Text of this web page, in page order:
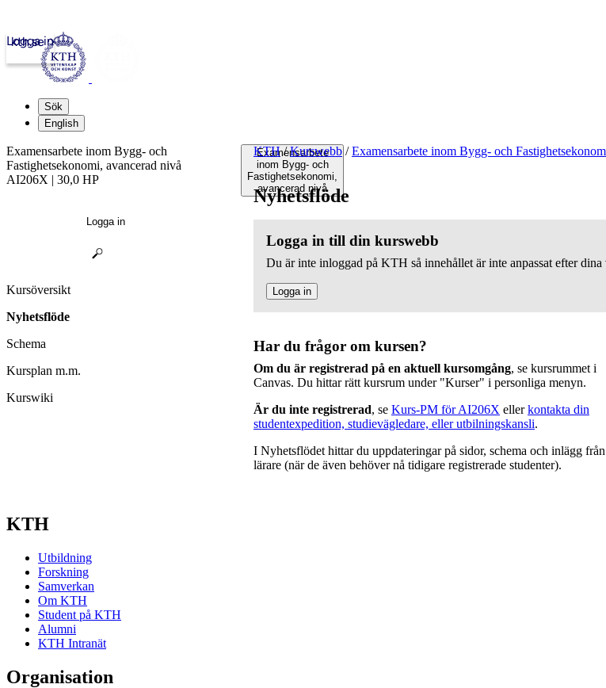
kth.se
Logga in
Sök
English
Examensarbete
inom Bygg- och
Fastighetsekonomi,
avancerad nivå
KTH / Kurswebb / Examensarbete inom Bygg- och
Nyhetsflöde
Logga in till din kurswebb
Du är inte inloggad på KTH så innehållet är inte anpassat efter dina
Logga in
Har du frågor om kursen?
Om du är registrerad på en aktuell kursomgång, se kursrummet i
Canvas. Du hittar rätt kursrum under "Kurser" i personliga menyn.
Är du inte registrerad, se Kurs-PM för AI206X ellerkontakta din
studentexpedition, studievägledare, eller utbilningskansli.
I Nyhetsflödet hittar du uppdateringar på sidor, schema och inlägg från
lärare (när de även behöver nå tidigare registrerade studenter).
Examensarbete inom Bygg- och
Fastighetsekonomi, avancerad nivå
AI206X | 30,0 HP
Logga in
Kursöversikt
Nyhetsflöde
Schema
Kursplan m.m.
Kurswiki
KTH
Utbildning
Forskning
Samverkan
Om KTH
Student på KTH
Alumni
KTH Intranät
Organisation